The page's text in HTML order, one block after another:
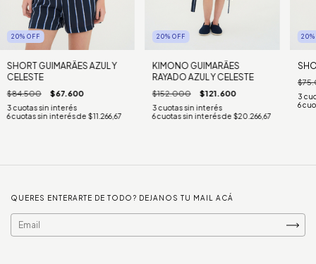
20% OFF
SHORT GUIMARÃES AZUL Y
CELESTE
$84.500 $67.600
6cuotas sin interés de $11.266,67
20% OFF
KIMONO GUIMARÃES
RAYADO AZUL Y CELESTE
$152.000 $121.600
6cuotas sin interés de $20.266,67
20
6
QUERES ENTERARTE DE TODO? DEJANOS TU MAIL ACÁ